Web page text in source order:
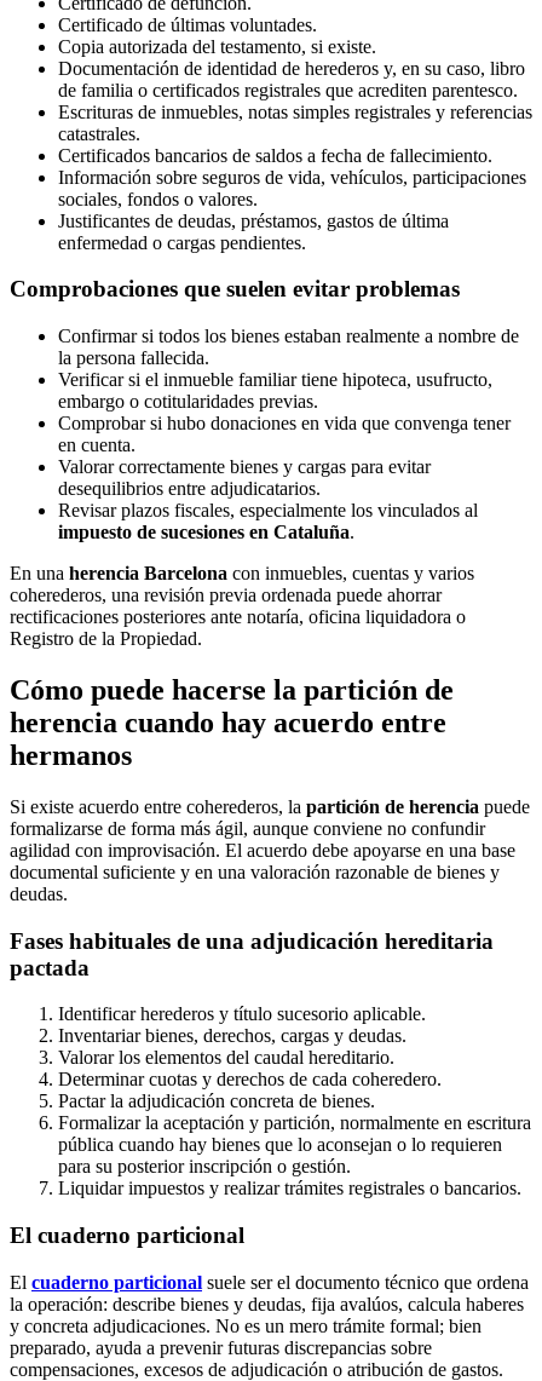
Certificado de últimas voluntades.
Copia autorizada del testamento, si existe.
Documentación de identidad de herederos y, en su caso, libro
de familia o certificados registrales que acrediten parentesco.
Escrituras de inmuebles, notas simples registrales y referencias
catastrales.
Certificados bancarios de saldos a fecha de fallecimiento.
Información sobre seguros de vida, vehículos, participaciones
sociales, fondos o valores.
Justificantes de deudas, préstamos, gastos de última
enfermedad o cargas pendientes.
Comprobaciones que suelen evitar problemas
Confirmar si todos los bienes estaban realmente a nombre de
la persona fallecida.
Verificar si el inmueble familiar tiene hipoteca, usufructo,
embargo o cotitularidades previas.
Comprobar si hubo donaciones en vida que convenga tener
en cuenta.
Valorar correctamente bienes y cargas para evitar
desequilibrios entre adjudicatarios.
Revisar plazos fiscales, especialmente los vinculados al
impuesto de sucesiones en Cataluña.
En una herencia Barcelona con inmuebles, cuentas y varios
coherederos, una revisión previa ordenada puede ahorrar
rectificaciones posteriores ante notaría, oficina liquidadora o
Registro de la Propiedad.
Cómo puede hacerse la partición de
herencia cuando hay acuerdo entre
hermanos
Si existe acuerdo entre coherederos, la partición de herencia puede
formalizarse de forma más ágil, aunque conviene no confundir
agilidad con improvisación. El acuerdo debe apoyarse en una base
documental suficiente y en una valoración razonable de bienes y
deudas.
Fases habituales de una adjudicación hereditaria
pactada
Identificar herederos y título sucesorio aplicable.
Inventariar bienes, derechos, cargas y deudas.
Valorar los elementos del caudal hereditario.
Determinar cuotas y derechos de cada coheredero.
Pactar la adjudicación concreta de bienes.
Formalizar la aceptación y partición, normalmente en escritura
pública cuando hay bienes que lo aconsejan o lo requieren
para su posterior inscripción o gestión.
Liquidar impuestos y realizar trámites registrales o bancarios.
El cuaderno particional
El cuaderno particional suele ser el documento técnico que ordena
la operación: describe bienes y deudas, fija avalúos, calcula haberes
y concreta adjudicaciones. No es un mero trámite formal; bien
preparado, ayuda a prevenir futuras discrepancias sobre
compensaciones, excesos de adjudicación o atribución de gastos.